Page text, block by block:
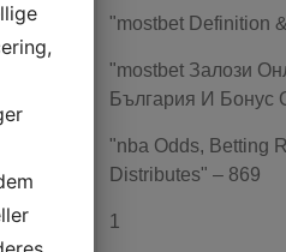
"mostbet Definition
"mostbet Залози
България И Бонус
"nba Odds, Betting
Distributes" – 869
1